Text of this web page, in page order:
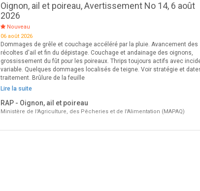
Oignon, ail et poireau, Avertissement No 14, 6 août
2026
Nouveau
06 août 2026
Dommages de grêle et couchage accéléré par la pluie. Avancement des
récoltes d'ail et fin du dépistage. Couchage et andainage des oignons,
grossissement du fût pour les poireaux. Thrips toujours actifs avec
variable. Quelques dommages localisés de teigne. Voir stratégie et
traitement. Brûlure de la feuille
Lire la suite
RAP - Oignon, ail et poireau
Ministère de l'Agriculture, des Pêcheries et de l'Alimentation (MAPAQ)